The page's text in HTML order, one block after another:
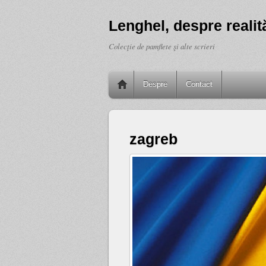
Lenghel, despre
Colecţie de pamflete şi alte scrieri
Despre Contact
zagreb